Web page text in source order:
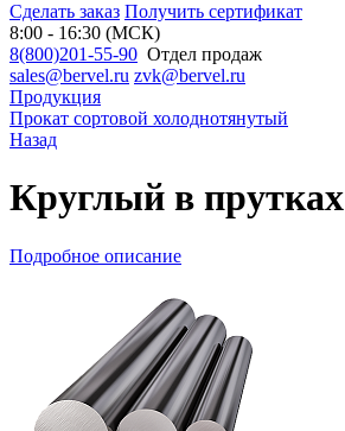
Сделать заказ Получить сертификат
8:00 - 16:30 (МСК)
8(800)201-55-90 Отдел продаж
sales@bervel.ru zvk@bervel.ru
Продукция
Прокат сортовой холоднотянутый
Назад
Круглый в прутках
Подробное описание